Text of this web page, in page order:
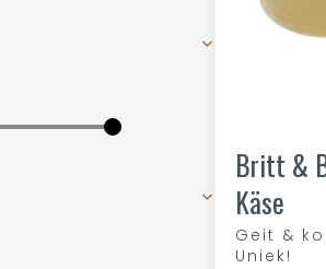
Britt &
Käse
Geit &
Uniek!